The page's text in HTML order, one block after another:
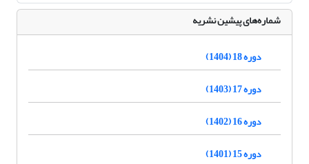
شماره‌های پیشین نشریه
دوره 18 (1404)
دوره 17 (1403)
دوره 16 (1402)
دوره 15 (1401)